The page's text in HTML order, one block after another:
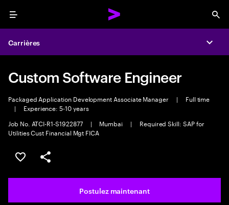
Menu
Carrières
Custom Software Engineer
Packaged Application Development Associate Manager |
Full time
|
Experience: 5-10 years
Job No. ATCI-R1-S1922877
| Mumbai |
Required Skill: SAP for
Utilities Cust Financial Mgt FICA
Sélectionner pour enregistrer l’emploi
PARTAGER
Postulez maintenant